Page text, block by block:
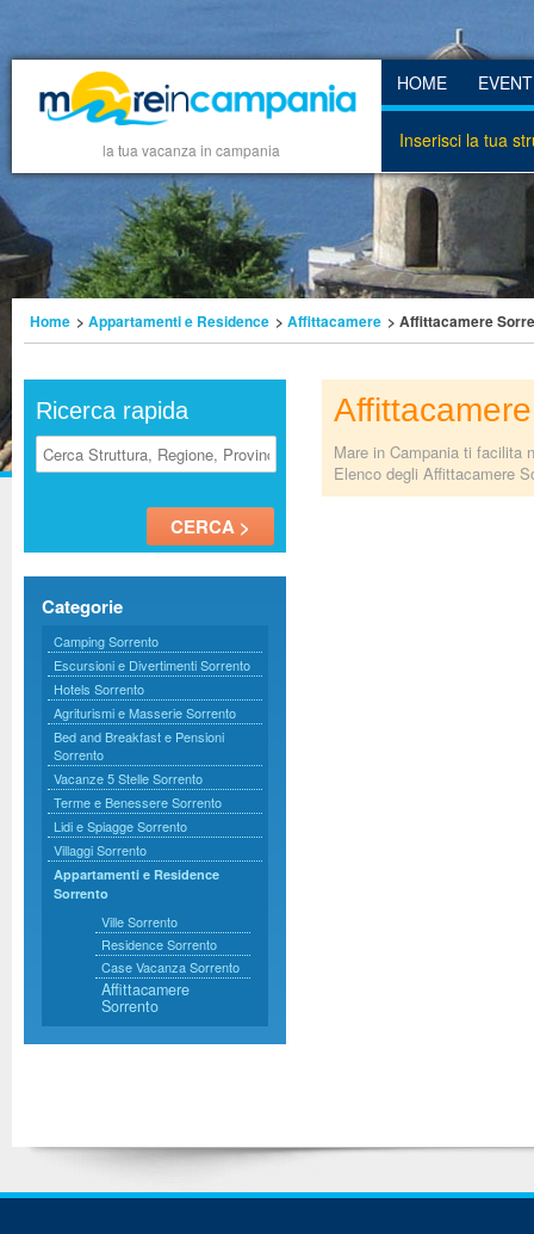
la tua vacanza in campania
HOME
Inserisci la tua
Home > Appartamenti e Residence > Affittacamere > Affittacamere
Ricerca rapida
Categorie
Camping Sorrento
Escursioni e Divertimenti Sorrento
Hotels Sorrento
Agriturismi e Masserie Sorrento
Bed and Breakfast e Pensioni
Sorrento
Vacanze 5 Stelle Sorrento
Terme e Benessere Sorrento
Lidi e Spiagge Sorrento
Villaggi Sorrento
Appartamenti e Residence
Sorrento
Ville Sorrento
Residence Sorrento
Case Vacanza Sorrento
Affittacamere
Sorrento
Mare in Campania ti facilita
Elenco degli Affittacamere